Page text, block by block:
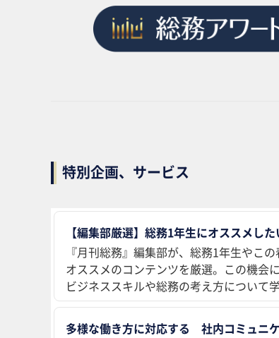
特別企画、サービス
【編集部厳選】総務1年生にオススメし
『月刊総務』編集部が、総務1年生やこ
オススメのコンテンツを厳選。この機会
ビジネススキルや総務の考え方について
多様な働き方に対応する 社内コミュニ